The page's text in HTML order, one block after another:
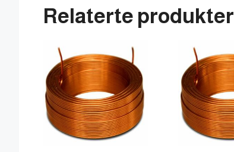
Relaterte produkter